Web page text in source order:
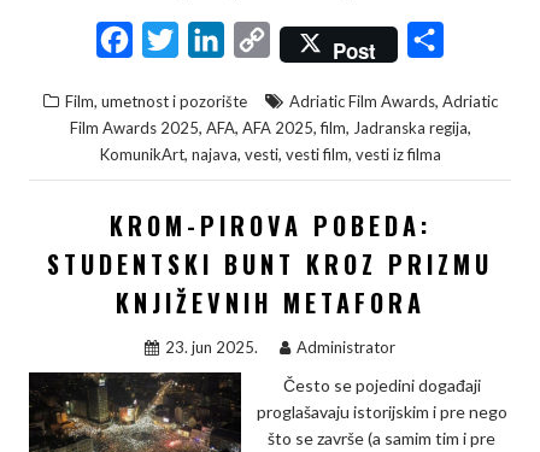
c
e
b
o
o
k
i
t
t
e
r
n
k
e
d
I
n
C
p
y
L
i
n
Post
a
e
Film, umetnost i pozorište Adriatic Film Awards, Adriatic
Film Awards 2025, AFA, AFA 2025,film, Jadranska regija,
KomunikArt, najava, vesti, vesti film, vesti iz filma
KROM-PIROVA POBEDA:
STUDENTSKI BUNT KROZ PRIZMU
KNJIŽEVNIH METAFORA
23. jun 2025. Administrator
Često se pojedini događaji
proglašavaju istorijskim i pre nego
što se završe (a samim tim i pre